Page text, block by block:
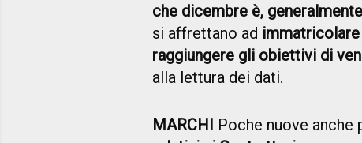
che dicembre è,
si affrettano ad
raggiungere gli obiettivi di
alla lettura dei dati.
MARCHI Poche nuove anche